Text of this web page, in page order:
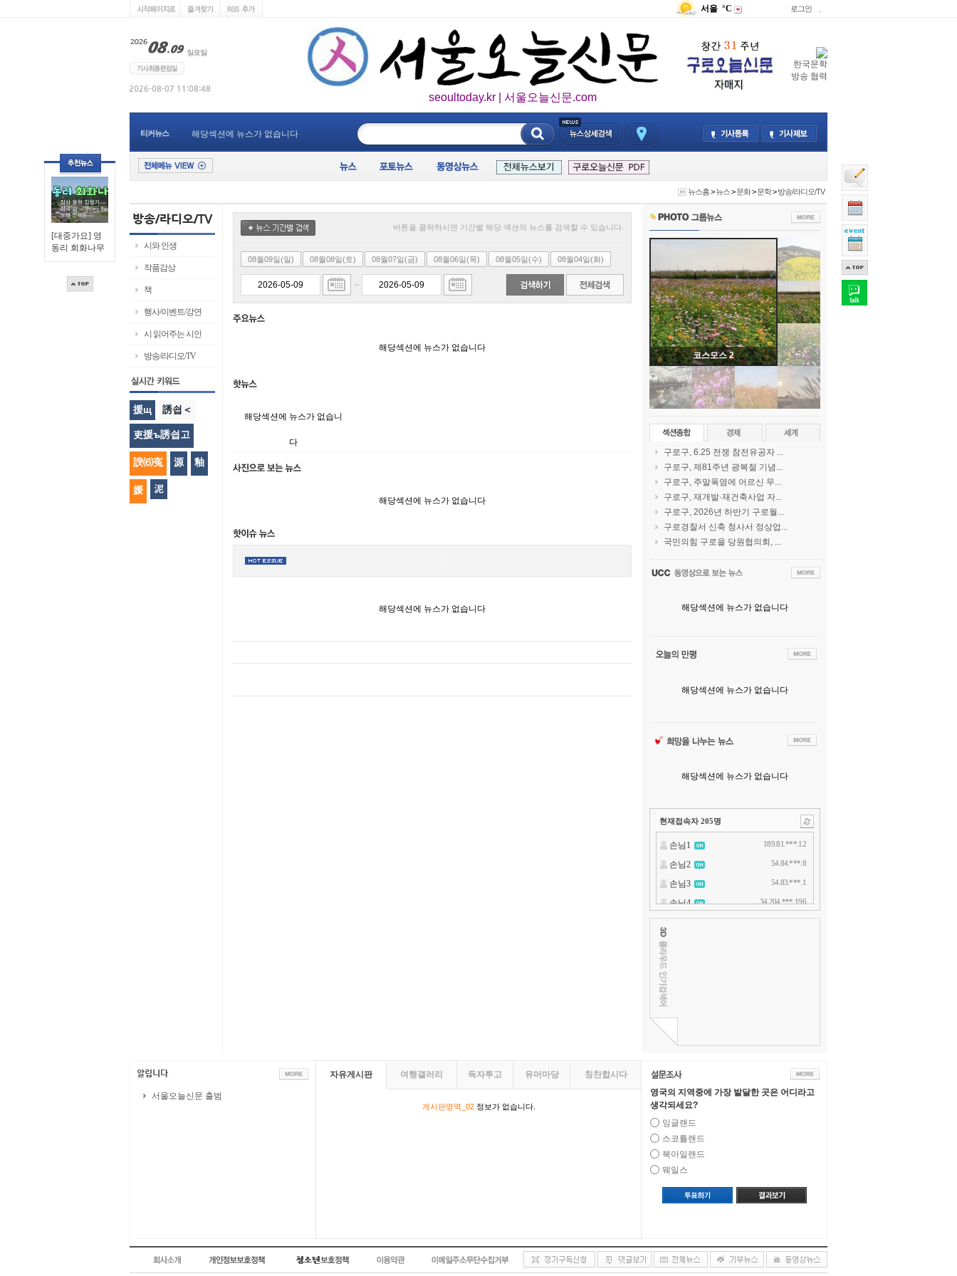
[대중가요] 영
동리 회화나무
서울 °C 로그인
seoultoday.kr | 서울오늘신문.com
한국문학
방송 협력
티커뉴스 해당섹션에 뉴스가 없습니다
뉴스홈>뉴스>문화>문학>방송/라디오/TV
시와 인생
작품감상
책
행사/이벤트/강연
시 읽어주는 시인
방송/라디오/TV
援щ 誘쇱＜
吏援ъ誘쇱고
諛⑹寃 源 釉
媛 泥
버튼을 클릭하시면 기간별 해당 섹션의 뉴스를 검색할 수 있습니다.
08월09일(일) 08월08일(토) 08월07일(금) 08월06일(목) 08월05일(수) 08월04일(화)
~
해당섹션에 뉴스가 없습니다
해당섹션에 뉴스가 없습니
다
해당섹션에 뉴스가 없습니다
해당섹션에 뉴스가 없습니다
코스모스 2
구로구, 6.25 전쟁 참전유공자 ...
구로구, 제81주년 광복절 기념...
구로구, 주말폭염에 어르신 무...
구로구, 재개발·재건축사업 자...
구로구, 2026년 하반기 구로월...
구로경찰서 신축 청사서 정상업...
국민의힘 구로을 당원협의회, ...
해당섹션에 뉴스가 없습니다
해당섹션에 뉴스가 없습니다
해당섹션에 뉴스가 없습니다
현재접속자 205명
서울오늘신문 출범
자유게시판 여행갤러리 독자투고 유머마당 칭찬합시다
게시판영역_02정보가 없습니다.
영국의 지역중에 가장 발달한 곳은 어디라고
생각되세요?
잉글랜드
스코틀랜드
북아일랜드
웨일스